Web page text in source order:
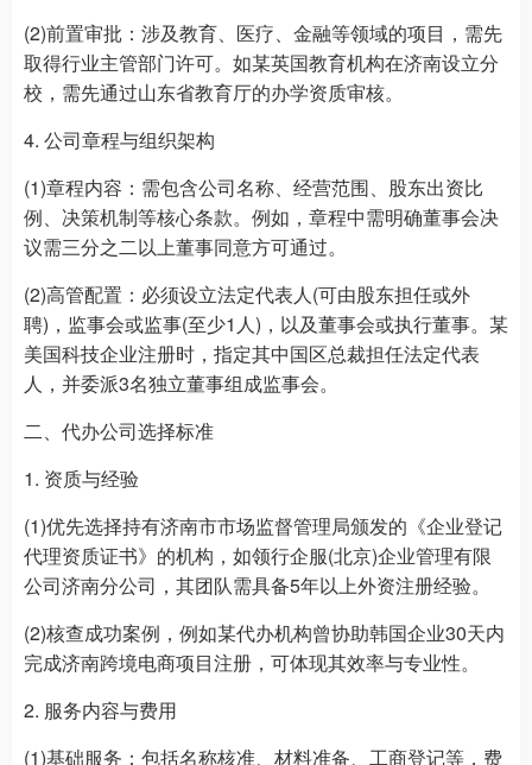
(2)前置审批：涉及教育、医疗、金融等领域的项目，需先
取得行业主管部门许可。如某英国教育机构在济南设立分
校，需先通过山东省教育厅的办学资质审核。
4. 公司章程与组织架构
(1)章程内容：需包含公司名称、经营范围、股东出资比
例、决策机制等核心条款。例如，章程中需明确董事会决
议需三分之二以上董事同意方可通过。
(2)高管配置：必须设立法定代表人(可由股东担任或外
聘)，监事会或监事(至少1人)，以及董事会或执行董事。某
美国科技企业注册时，指定其中国区总裁担任法定代表
人，并委派3名独立董事组成监事会。
二、代办公司选择标准
1. 资质与经验
(1)优先选择持有济南市市场监督管理局颁发的《企业登记
代理资质证书》的机构，如领行企服(北京)企业管理有限
公司济南分公司，其团队需具备5年以上外资注册经验。
(2)核查成功案例，例如某代办机构曾协助韩国企业30天内
完成济南跨境电商项目注册，可体现其效率与专业性。
2. 服务内容与费用
(1)基础服务：包括名称核准、材料准备、工商登记等，费